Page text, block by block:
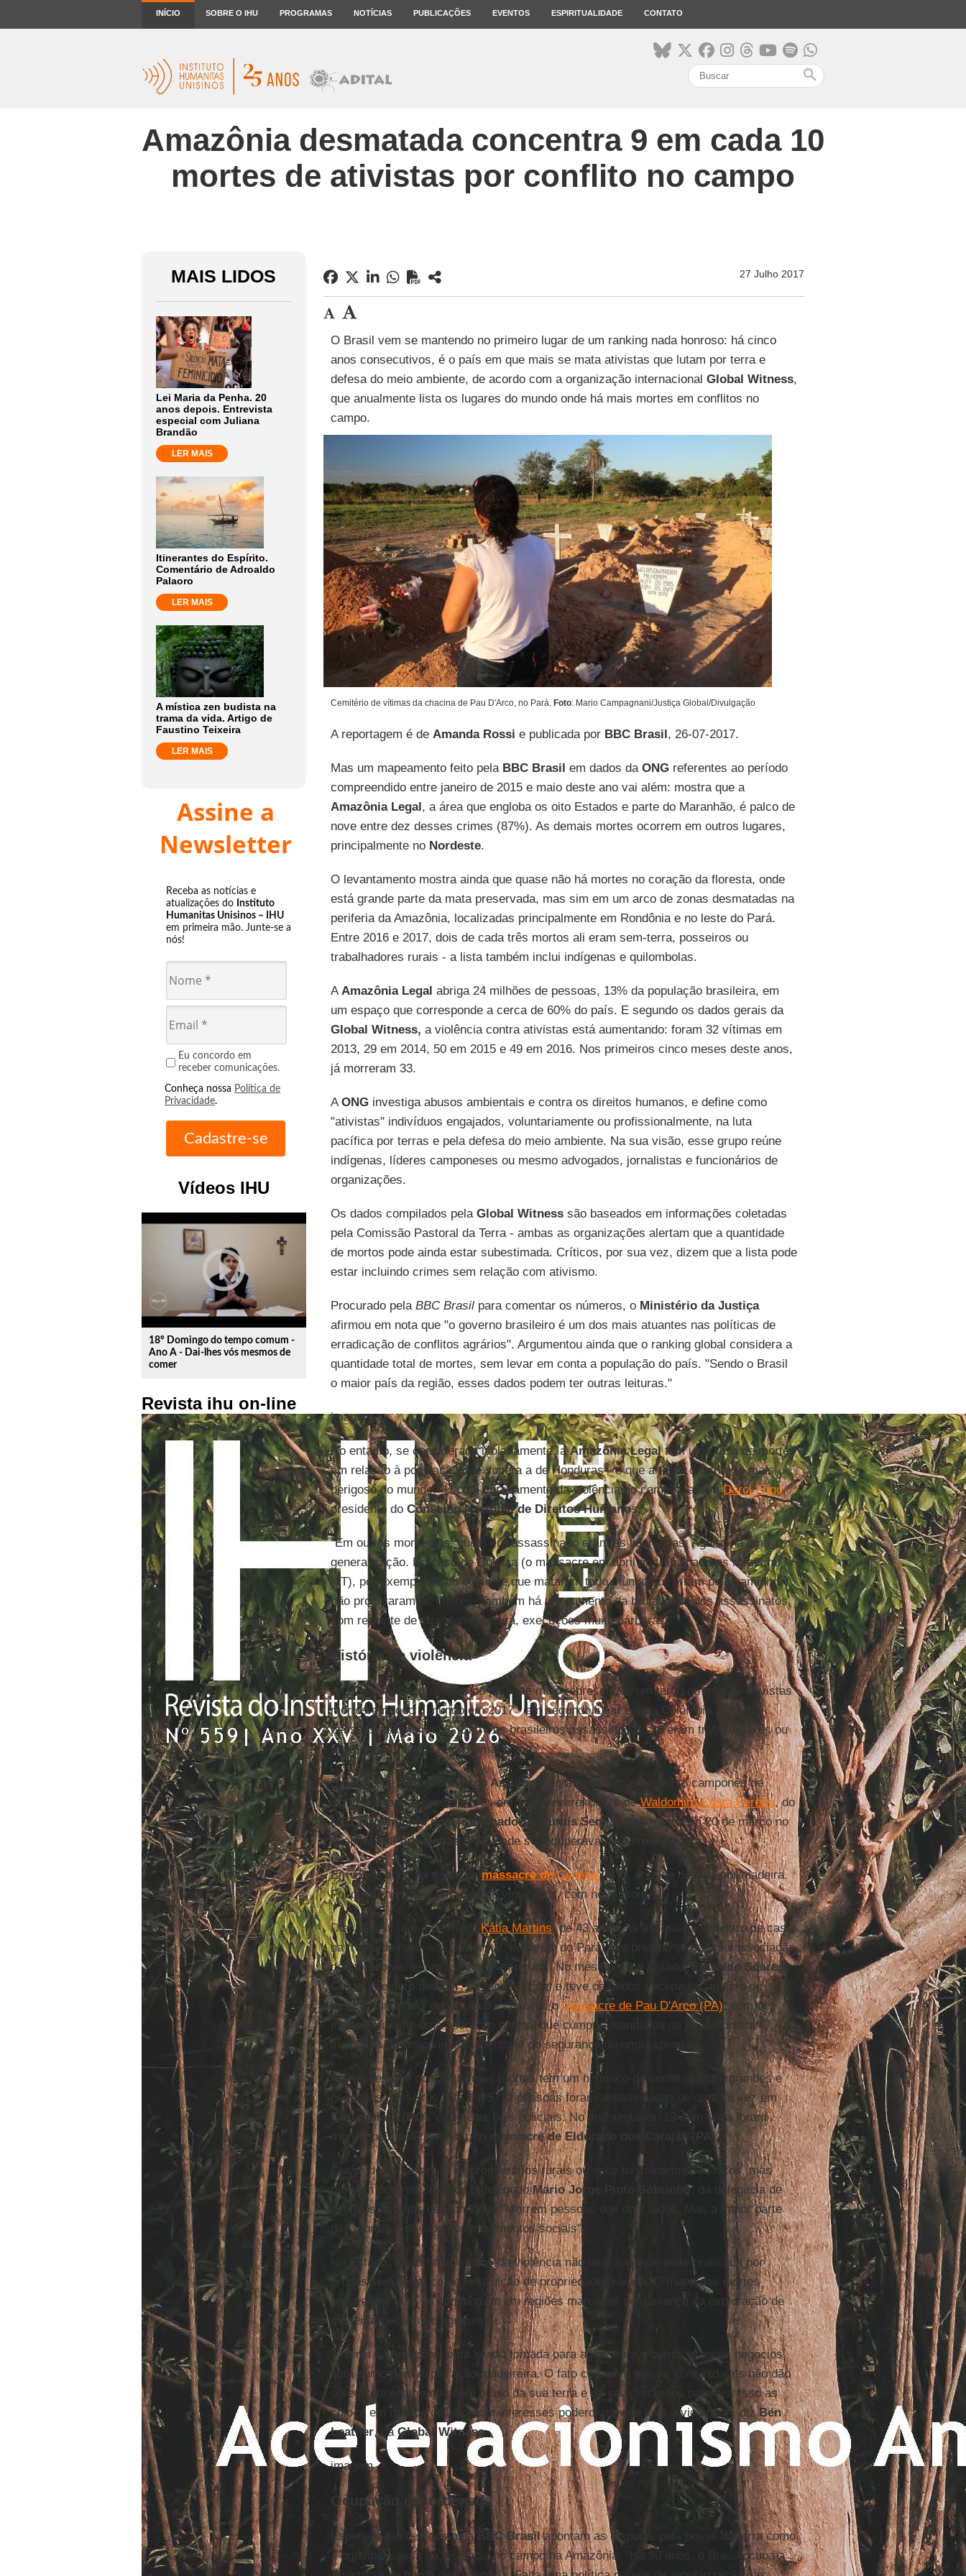
INÍCIO SOBRE O IHU PROGRAMAS NOTÍCIAS PUBLICAÇÕES EVENTOS ESPIRITUALIDADE CONTATO
search
Amazônia desmatada concentra 9 em cada 10
mortes de ativistas por conflito no campo
MAIS LIDOS
Lei Maria da Penha. 20
anos depois. Entrevista
especial com Juliana
Brandão
LER MAIS
Itinerantes do Espírito.
Comentário de Adroaldo
Palaoro
LER MAIS
A mística zen budista na
trama da vida. Artigo de
Faustino Teixeira
LER MAIS
Assine a
Newsletter
Receba as notícias e
atualizações do Instituto
Humanitas Unisinos – IHU
em primeira mão. Junte-se a
nós!
Eu concordo em
receber comunicações.
Conheça nossa Política de
Privacidade.
Vídeos IHU
play_circle_outline
18º Domingo do tempo comum -
Ano A - Dai-lhes vós mesmos de
comer
Revista ihu on-line
27 Julho 2017
O Brasil vem se mantendo no primeiro lugar de um ranking nada honroso: há cinco
anos consecutivos, é o país em que mais se mata ativistas que lutam por terra e
defesa do meio ambiente, de acordo com a organização internacional Global Witness,
que anualmente lista os lugares do mundo onde há mais mortes em conflitos no
campo.
Cemitério de vítimas da chacina de Pau D'Arco, no Pará. Foto: Mario Campagnani/Justiça Global/Divulgação
A reportagem é de Amanda Rossi e publicada por BBC Brasil, 26-07-2017.
Mas um mapeamento feito pelaBBC Brasil em dados da ONGreferentes ao período
compreendido entre janeiro de 2015 e maio deste ano vai além: mostra que a
Amazônia Legal, a área que engloba os oito Estados e parte do Maranhão, é palco de
nove entre dez desses crimes (87%). As demais mortes ocorrem em outros lugares,
principalmente no Nordeste.
O levantamento mostra ainda que quase não há mortes no coração da floresta, onde
está grande parte da mata preservada, mas sim em um arco de zonas desmatadas na
periferia da Amazônia, localizadas principalmente em Rondônia e no leste do Pará.
Entre 2016 e 2017, dois de cada três mortos ali eram sem-terra, posseiros ou
trabalhadores rurais - a lista também inclui indígenas e quilombolas.
AAmazônia Legal abriga 24 milhões de pessoas, 13% da população brasileira, em
um espaço que corresponde a cerca de 60% do país. E segundo os dados gerais da
Global Witness, a violência contra ativistas está aumentando: foram 32 vítimas em
2013, 29 em 2014, 50 em 2015 e 49 em 2016. Nos primeiros cinco meses deste anos,
já morreram 33.
AONGinvestiga abusos ambientais e contra os direitos humanos, e define como
"ativistas" indivíduos engajados, voluntariamente ou profissionalmente, na luta
pacífica por terras e pela defesa do meio ambiente. Na sua visão, esse grupo reúne
indígenas, líderes camponeses ou mesmo advogados, jornalistas e funcionários de
organizações.
Os dados compilados pela Global Witnesssão baseados em informações coletadas
pela Comissão Pastoral da Terra - ambas as organizações alertam que a quantidade
de mortos pode ainda estar subestimada. Críticos, por sua vez, dizem que a lista pode
estar incluindo crimes sem relação com ativismo.
Procurado pela BBC Brasilpara comentar os números, o Ministério da Justiça
afirmou em nota que "o governo brasileiro é um dos mais atuantes nas políticas de
erradicação de conflitos agrários". Argumentou ainda que o ranking global considera a
quantidade total de mortes, sem levar em conta a população do país. "Sendo o Brasil
o maior país da região, esses dados podem ter outras leituras."
imagem
No entanto, se considerada isoladamente, aAmazônia Legaltem uma taxa de mortes
em relação à população que supera a de Honduras - o que a torna o território mais
perigoso do mundo. "Há um agravamento da violência no campo", avaliaDarci Frigo,
presidente do Conselho Nacional de Direitos Humanos.
"Em outros momentos, quem era assassinado eram as lideranças. Agora, há uma
generalização. No caso de Colniza (o massacre em abril de trabalhadores rurais no
MT), por exemplo, ficou evidente que mataram todo mundo que viram pelo caminho,
não procuraram os líderes. Também há um aumento da brutalidade dos assassinatos,
com requinte de crueldade, tortura, execuções muito bárbaras."
História de violência
As 33 vítimas registradas no país até maio representam um terço do total de ativistas
mortos em todo o mundo em 2017 - em segundo lugar está a Colômbia, com 22
pessoas assassinadas. Entre os brasileiros assassinados, 28 eram trabalhadores ou
militantes rurais da região amazônica.
É o caso de Roberto Santos Araújo, integrante de um movimento camponês de
Rondônia, assassinado a tiros em 1º de fevereiro. E o deWaldomiro Costa Pereira, do
MST (Movimento dos Trabalhadores Rurais Sem Terra) , morto em 20 de março no
hospital deParaupebas (PA ), onde se recuperava de outro atentado.
Em 19 de abril, foi a vez domassacre de Colniza(MT), área de disputa por madeira.
Foi o pior no Brasil em mais de vinte anos, com nove mortos.
Dias depois, em 4 de maio,Kátia Martins, de 43 anos, foi assassinada dentro de casa,
na frente do neto, em Castanhal, nordeste do Pará. Era presidente de uma associação
de moradores de um assentamento rural. No mesmo dia e Estado,Etevaldo Soares
Costa
, membro do MST, foi morto a tiros e teve os dedos decepados, indício de
tortura. Vinte dias depois, outra chacina: omassacre de Pau D'Arco (PA), com dez
mortos, durante uma operação policial que cumpria mandados de prisão contra
suspeitos de envolvimento na morte do segurança de uma fazenda.
As regiões que concentram as mortes tem um histórico de conflitos entre grandes e
pequenos posseiros. Em 1995, 12 pessoas foram assassinadas de uma só vez em
Curumbiara (RO)
, entre elas dois policiais. No ano seguinte, 19 sem-terra foram
mortos pela polícia militar no
massacre de Eldorado dos Carajás (PA).
Casos de assassinato de proprietários rurais ou seus funcionários são raros, mas
também ocorrem, explica o delegadoMario Jorge Pinto Sobrinho, da delegacia de
conflitos agrários de Rondônia: "Morrem pessoas dos dois lados. Mas a maior parte
das mortes é do lado dos movimentos sociais".
No Estado, ainda há episódios de violência não letal supostamente praticada por
grupos sem-terra, como destruição de propriedade privada. O mapa das mortes
mostra que elas se concentram em regiões marcadas pelo avanço da exploração de
madeira, pecuária e agricultura.
"A terra na Amazônia está sendo tomada para agricultura e outros grandes negócios,
bem como para exploração madeireira. O fato comum é que as comunidades não dão
o seu consentimento sobre o uso da sua terra e de seus recursos naturais. Isso as
coloca em rota de colisão com interesses poderosos, que leva à violência", dizBen
Leather, daGlobal Witness.
imagem
Ocupação desordenada
Especialistas ouvidos pela BBC Brasilapontam as disputas pela posse da terra como
a principal causa da violência no campo na Amazônia. "Há 50 anos, o Brasil ocupa a